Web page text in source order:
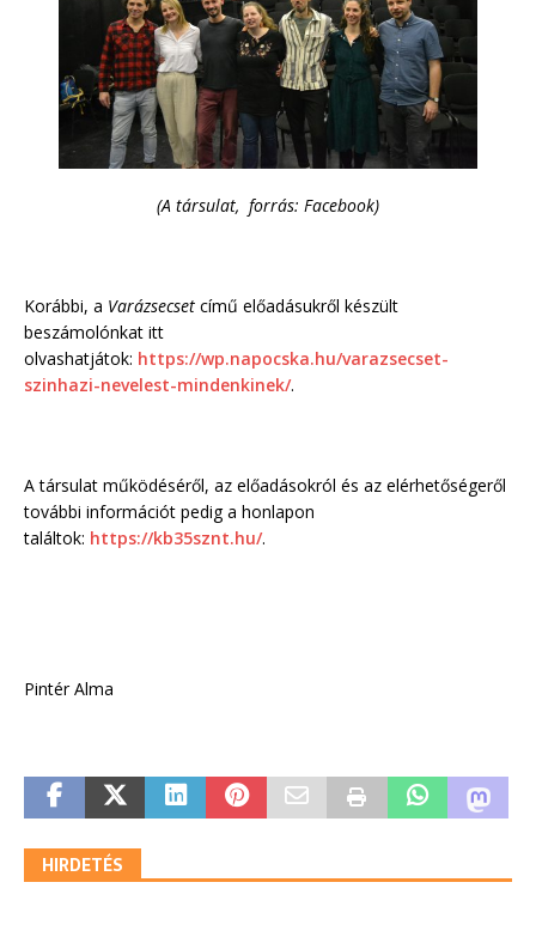
(A társulat, forrás: Facebook)
Korábbi, a Varázsecset című előadásukről készült
beszámolónkat itt
olvashatjátok: https://wp.napocska.hu/varazsecset-
szinhazi-nevelest-mindenkinek/.
A társulat működéséről, az előadásokról és az elérhetőségeről
további információt pedig a honlapon
találtok: https://kb35sznt.hu/.
Pintér Alma
HIRDETÉS